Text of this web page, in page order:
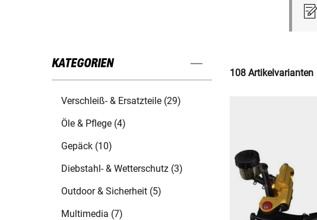
KATEGORIEN
Verschleiß- & Ersatzteile (29)
Öle & Pflege (4)
Gepäck (10)
Diebstahl- & Wetterschutz (3)
Outdoor & Sicherheit (5)
Multimedia (7)
108 Artikelvarianten